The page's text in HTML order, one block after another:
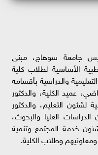
جامعة سوهاج، مبنى
الأساسية لطلاب كلية
والدراسية بأقسامه
عميد الكلية، والدكتور
التعليم، والدكتور
العليا والبحوث،
خدمة المجتمع وتنمية
وطلاب الكلية.